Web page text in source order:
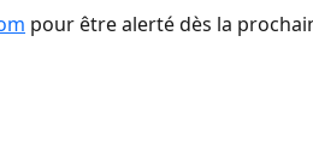
pour être alerté dès la